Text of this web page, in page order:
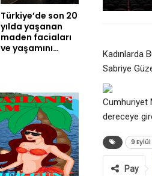
Kadınlarda
Sabriye
Cumhuriyet
dereceye
9
Pay
Türkiye’de son 20
yılda yaşanan
maden faciaları
ve yaşamını…